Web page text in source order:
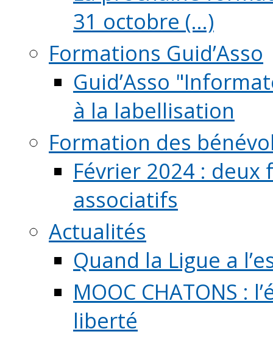
31 octobre (...)
Formations Guid’Asso
Guid’Asso
à la labellisation
Formation des
Février 2024 :
associatifs
Actualités
Quand la Ligue a
MOOC CHATONS
liberté